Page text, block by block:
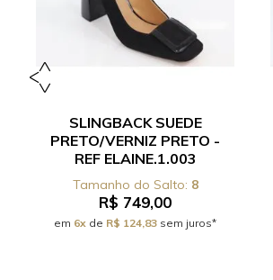
SLINGBACK SUEDE
PRETO/VERNIZ PRETO -
REF ELAINE.1.003
8
R$ 749,00
em 6x de R$ 124,83 sem juros*